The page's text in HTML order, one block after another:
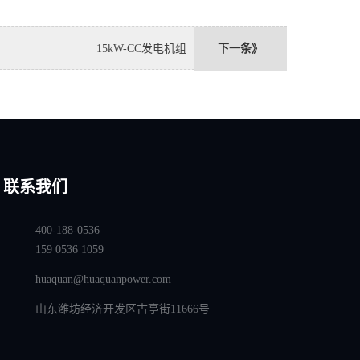
下一条》
15kW-CC发电机组
联系我们
400-188-0536
159 0536 1059
huaquan@huaquanpower.com
山东潍坊经济开发区古亭街11666号